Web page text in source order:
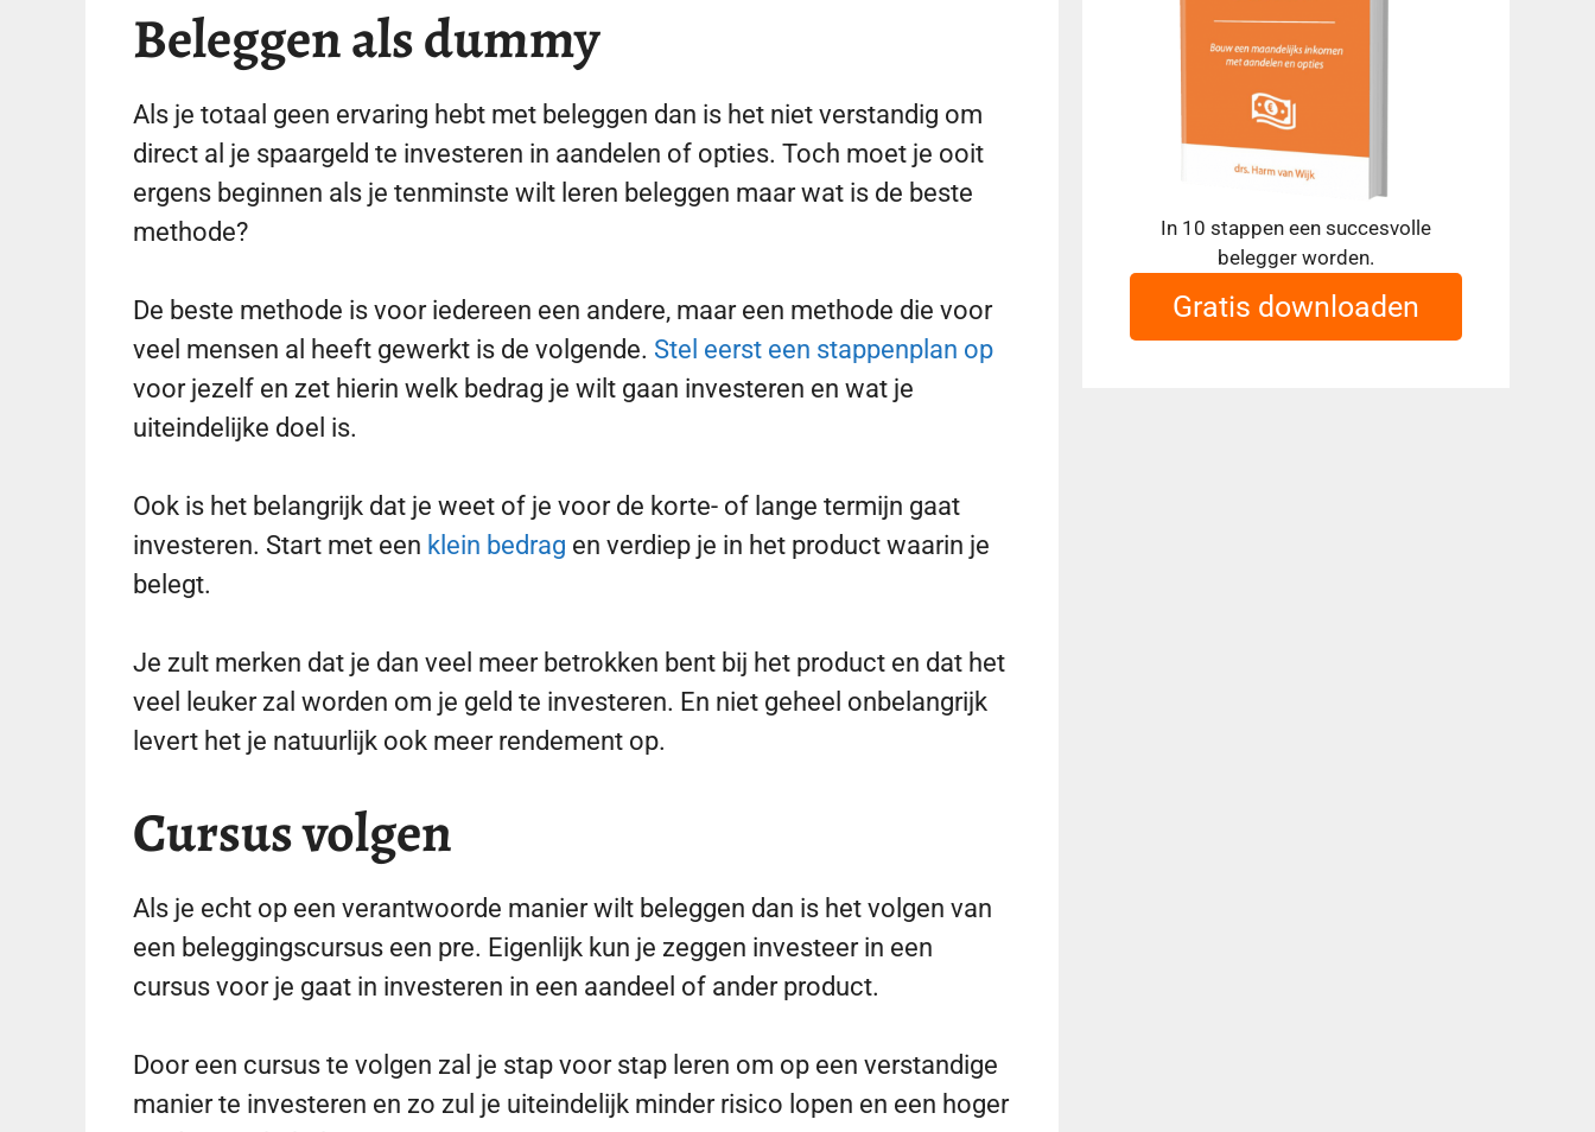
Beleggen als dummy
Als je totaal geen ervaring hebt met beleggen dan is het niet verstandig om
direct al je spaargeld te investeren in aandelen of opties. Toch moet je ooit
ergens beginnen als je tenminste wilt leren beleggen maar wat is de beste
methode?
De beste methode is voor iedereen een andere, maar een methode die voor
veel mensen al heeft gewerkt is de volgende. Stel eerst een stappenplan op
voor jezelf en zet hierin welk bedrag je wilt gaan investeren en wat je
uiteindelijke doel is.
Ook is het belangrijk dat je weet of je voor de korte- of lange termijn gaat
investeren. Start met een klein bedrag en verdiep je in het product waarin je
belegt.
Je zult merken dat je dan veel meer betrokken bent bij het product en dat het
veel leuker zal worden om je geld te investeren. En niet geheel onbelangrijk
levert het je natuurlijk ook meer rendement op.
Cursus volgen
Als je echt op een verantwoorde manier wilt beleggen dan is het volgen van
een beleggingscursus een pre. Eigenlijk kun je zeggen investeer in een
cursus voor je gaat in investeren in een aandeel of ander product.
Door een cursus te volgen zal je stap voor stap leren om op een verstandige
manier te investeren en zo zul je uiteindelijk minder risico lopen en een hoger
In 10 stappen een succesvolle
belegger worden.
Gratis downloaden